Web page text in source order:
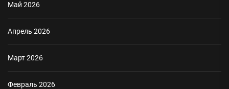
Май 2026
Апрель 2026
Март 2026
Февраль 2026